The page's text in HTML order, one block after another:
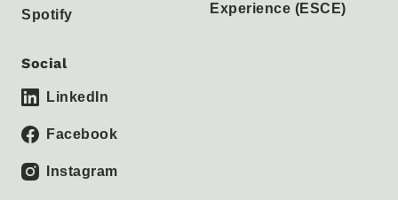
Spotify
Experience (ESCE)
Social
LinkedIn
Facebook
Instagram